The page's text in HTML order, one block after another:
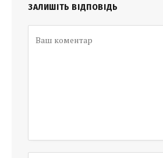
ЗАЛИШІТЬ ВІДПОВІДЬ